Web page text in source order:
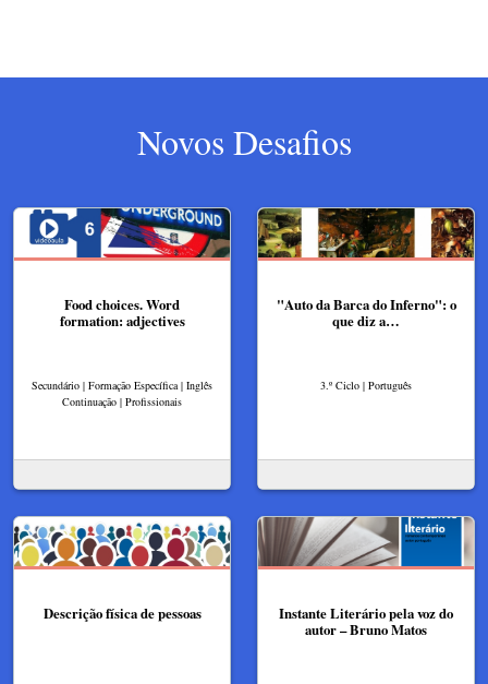
Novos Desafios
Food choices. Word
formation: adjectives
Secundário | Formação Específica | Inglês
Continuação | Profissionais
"Auto da Barca do Inferno": o
que diz a…
3.º Ciclo | Português
Descrição física de pessoas
Instante Literário pela voz do
autor – Bruno Matos​